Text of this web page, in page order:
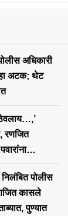
अधिकारी
अटक; थेट
ठेवलाय…,’
रणजित
निलंबित पोलीस
कासले
पुण्यात